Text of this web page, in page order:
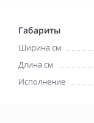
Габариты
Ширина см
Длина см
Исполнение